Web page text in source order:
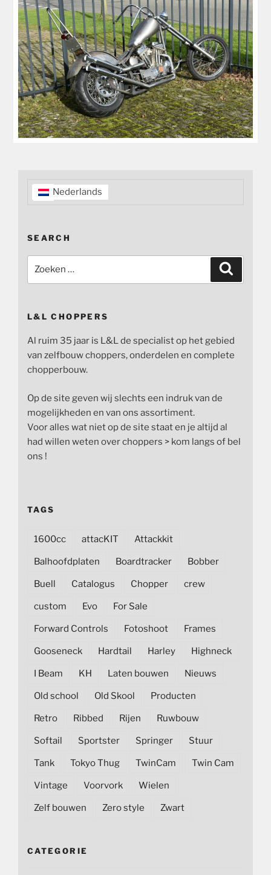
Nederlands
SEARCH
naar:
L&L CHOPPERS
Al ruim 35 jaar is L&L de specialist op het gebied
van zelfbouw choppers, onderdelen en complete
chopperbouw.
Op de site geven wij slechts een indruk van de
mogelijkheden en van ons assortiment.
Voor alles wat niet op de site staat en je altijd al
had willen weten over choppers > kom langs of bel
ons !
TAGS
1600cc attacKIT Attackkit
Balhoofdplaten Boardtracker Bobber
Buell Catalogus Chopper crew
custom Evo For Sale
Forward Controls Fotoshoot Frames
Gooseneck Hardtail Harley Highneck
I Beam KH Laten bouwen Nieuws
Old school Old Skool Producten
Retro Ribbed Rijen Ruwbouw
Softail Sportster Springer Stuur
Tank Tokyo Thug TwinCam Twin Cam
Vintage Voorvork Wielen
Zelf bouwen Zero style Zwart
CATEGORIE